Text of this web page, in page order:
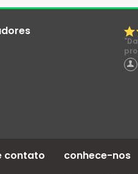
contato conhece-nos